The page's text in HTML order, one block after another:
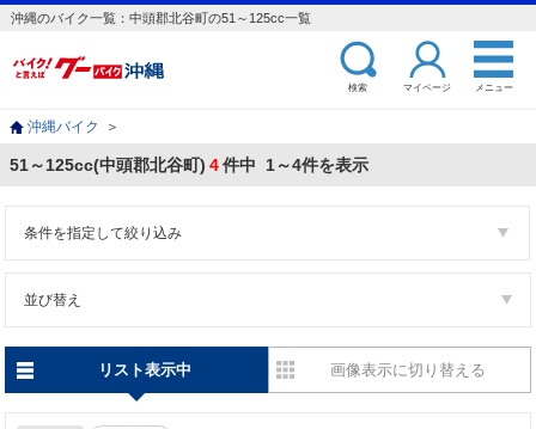
沖縄のバイク一覧：中頭郡北谷町の51～125cc一覧
検索 マイページ メニュー
沖縄バイク ＞
51～125cc(中頭郡北谷町) 4件中 1～4件を表示
条件を指定して絞り込み
並び替え
リスト表示中 画像表示に切り替える